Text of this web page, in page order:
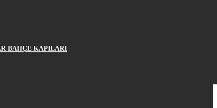
BAHÇE KAPILARI